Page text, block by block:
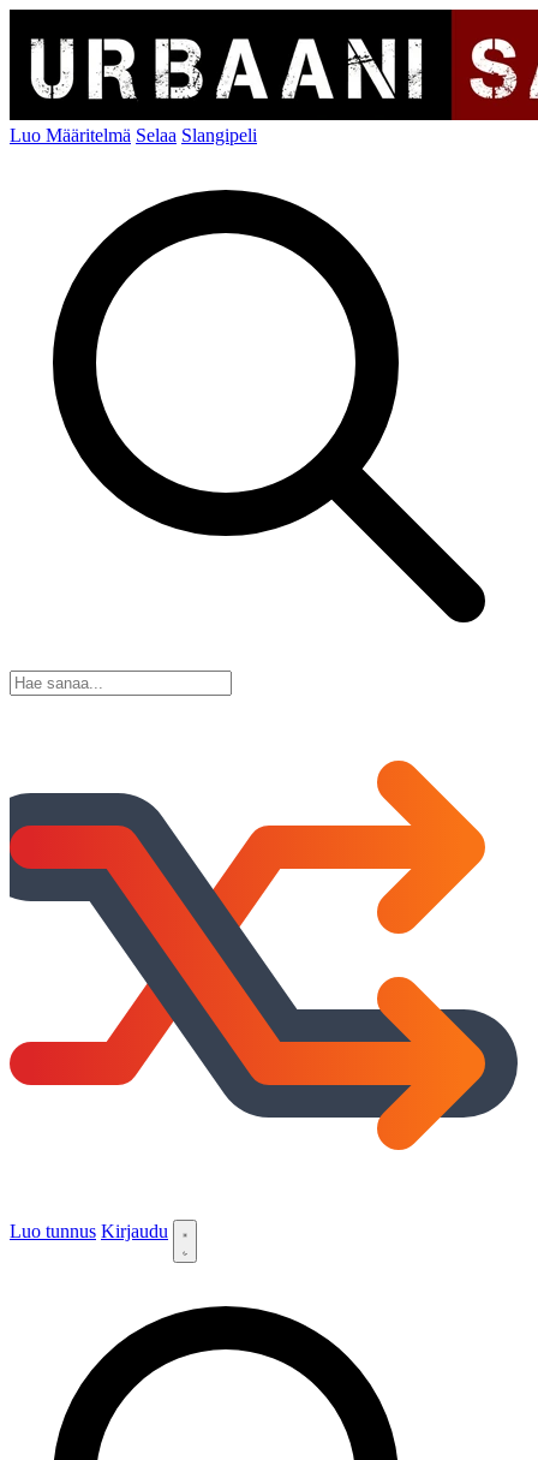
Luo Määritelmä Selaa Slangipeli
Luo tunnus Kirjaudu